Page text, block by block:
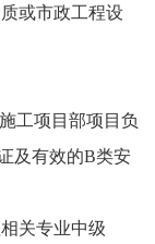
或市政工程设
工项目部项目负
及有效的B类安
相关专业中级